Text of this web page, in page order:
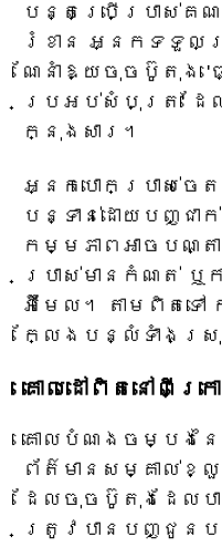
បន្តប្រើប្រាស់គណ
រំខាន អ្នកទទួល
ណែនាំឱ្យចុចប៊ូតុង '
ប្រអប់សំបុត្រ' ដែ
ក្នុងសារ។
អ្នកបោកប្រាស់ចេ
បន្ទាន់ដោយបញ្ជា
កម្មភាពអាចបណ្ត
ប្រាស់មានកំណត់ ឬ
អ៊ីមែល។ តាមពិតទៅ
ក្លែងបន្លំទាំងស្
គោលដៅពិតនៅពីក្រ
គោលបំណងចម្បងនៃអ៊ី
ព័ត៌មានសម្គាល់ខ្
ដែលចុចប៊ូតុងដែល
ត្រូវបានបញ្ជូនប